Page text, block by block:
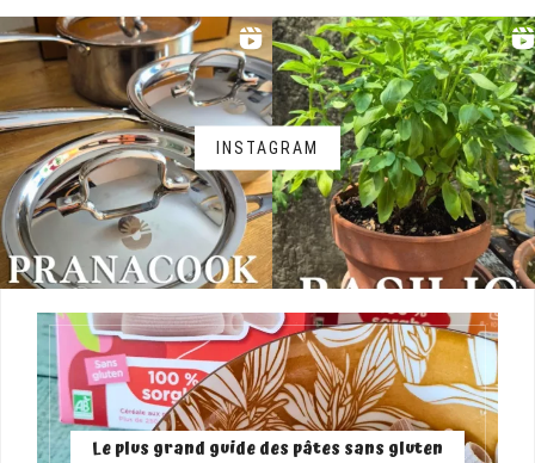
INSTAGRAM
Le plus grand guide des pâtes sans gluten